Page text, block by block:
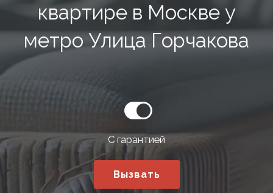
квартире в Москве у
метро Улица Горчакова
С гарантией
Вызвать